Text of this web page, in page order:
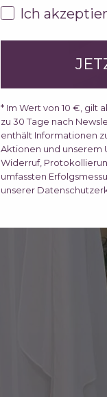
AGBs
Ich
* Im Wert von 10 €, gilt
zu 30 Tage nach
enthält Informationen
Aktionen und unserem
Widerruf,
umfassten
unserer